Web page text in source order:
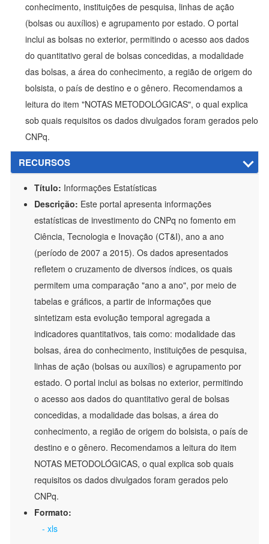
conhecimento, instituições de pesquisa, linhas de ação
(bolsas ou auxílios) e agrupamento por estado. O portal
inclui as bolsas no exterior, permitindo o acesso aos dados
do quantitativo geral de bolsas concedidas, a modalidade
das bolsas, a área do conhecimento, a região de origem do
bolsista, o país de destino e o gênero. Recomendamos a
leitura do item "NOTAS METODOLÓGICAS", o qual explica
sob quais requisitos os dados divulgados foram gerados pelo
CNPq.
RECURSOS
Título: Informações Estatísticas
Descrição: Este portal apresenta informações
estatísticas de investimento do CNPq no fomento em
Ciência, Tecnologia e Inovação (CT&I), ano a ano
(período de 2007 a 2015). Os dados apresentados
refletem o cruzamento de diversos índices, os quais
permitem uma comparação "ano a ano", por meio de
tabelas e gráficos, a partir de informações que
sintetizam esta evolução temporal agregada a
indicadores quantitativos, tais como: modalidade das
bolsas, área do conhecimento, instituições de pesquisa,
linhas de ação (bolsas ou auxílios) e agrupamento por
estado. O portal inclui as bolsas no exterior, permitindo
o acesso aos dados do quantitativo geral de bolsas
concedidas, a modalidade das bolsas, a área do
conhecimento, a região de origem do bolsista, o país de
destino e o gênero. Recomendamos a leitura do item
NOTAS METODOLÓGICAS, o qual explica sob quais
requisitos os dados divulgados foram gerados pelo
CNPq.
Formato:
- xls